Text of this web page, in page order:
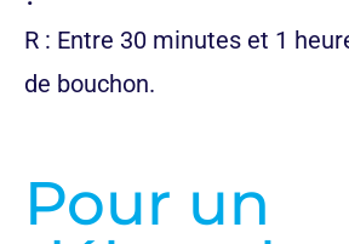
R : Entre 30 minutes et 1
de bouchon.
Pour un